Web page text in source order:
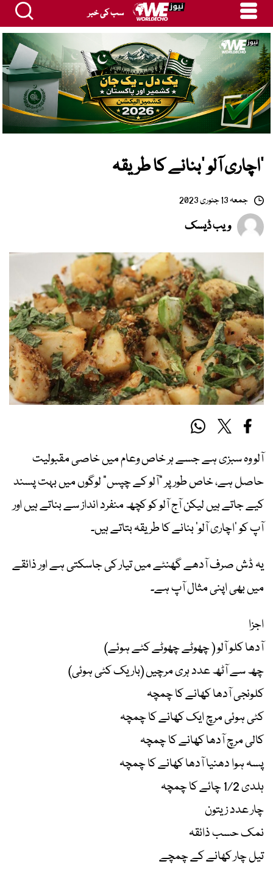
سب کی خبر
‘اچاری آلو ‘بنانے کا طریقہ
جمعہ 13 جنوری 2023
ویب ڈیسک
آلو وہ سبزی ہے جسے ہر خاص وعام میں خاصی مقبولیت
حاصل ہے، خاص طور پر ”آلو کے چپس” لوگوں میں بہت پسند
کیے جاتے ہیں لیکن آج آلو کو کچھ منفرد انداز سے بناتے ہیں اور
آپ کو ‘اچاری آلو’ بنانے کا طریقہ بتاتے ہیں۔
یہ ڈش صرف آدھے گھنٹے میں تیار کی جاسکتی ہے اور ذائقے
میں بھی اپنی مثال آپ ہے۔
اجزا
آدھا کلو آلو ( چھوٹے چھوٹے کٹے ہوئے)
چھ سے آٹھ عدد ہری مرچیں (باریک کٹی ہوئی)
کلونجی آدھا کھانے کا چمچہ
کٹی ہوئی مرچ ایک کھانے کا چمچہ
کالی مرچ آدھا کھانے کا چمچہ
پسہ ہوا دھنیا آدھا کھانے کا چمچہ
ہلدی 1/2 چائے کا چمچہ
چار عدد زیتون
نمک حسب ذائقہ
تیل چار کھانے کے چمچے